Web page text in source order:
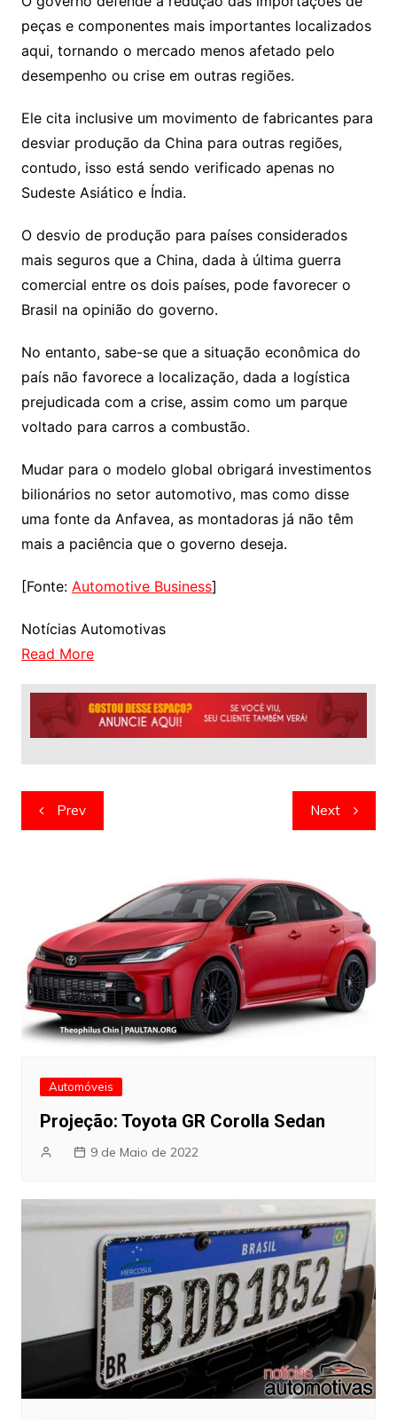
peças e componentes mais importantes localizados
aqui, tornando o mercado menos afetado pelo
desempenho ou crise em outras regiões.
Ele cita inclusive um movimento de fabricantes para
desviar produção da China para outras regiões,
contudo, isso está sendo verificado apenas no
Sudeste Asiático e Índia.
O desvio de produção para países considerados
mais seguros que a China, dada à última guerra
comercial entre os dois países, pode favorecer o
Brasil na opinião do governo.
No entanto, sabe-se que a situação econômica do
país não favorece a localização, dada a logística
prejudicada com a crise, assim como um parque
voltado para carros a combustão.
Mudar para o modelo global obrigará investimentos
bilionários no setor automotivo, mas como disse
uma fonte da Anfavea, as montadoras já não têm
mais a paciência que o governo deseja.
[Fonte: Automotive Business]
Notícias Automotivas
Read More
Navegação
de
Prev Next
Automóveis
Projeção: Toyota GR Corolla Sedan
9 de Maio de 2022